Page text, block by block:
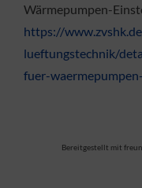
Wärmepumpen-
https://
lueftungstechnik/
fuer-
Bereitgestellt mit